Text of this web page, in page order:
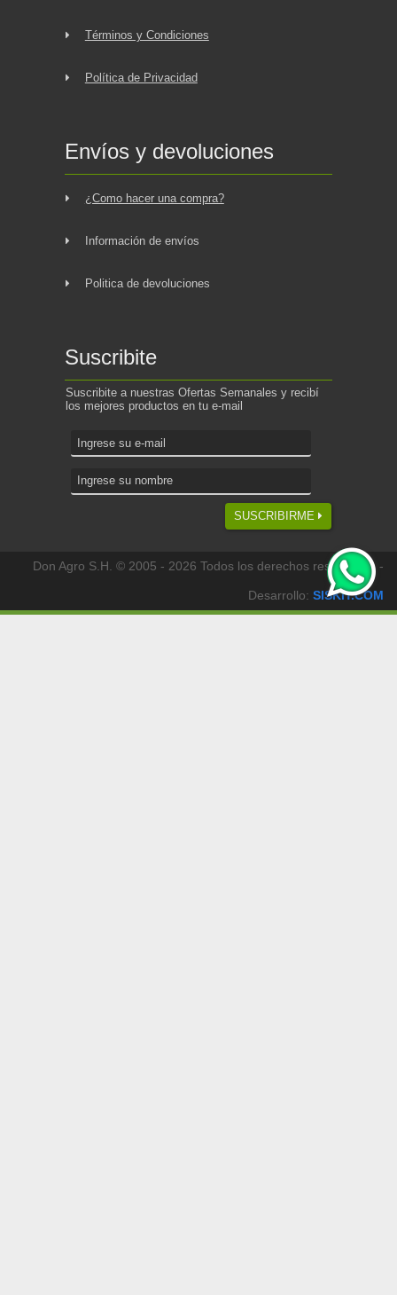
Términos y Condiciones
Política de Privacidad
Envíos y devoluciones
¿Como hacer una compra?
Información de envíos
Politica de devoluciones
Suscribite
Suscribite a nuestras Ofertas Semanales y recibí
los mejores productos en tu e-mail
SUSCRIBIRME
Don Agro S.H. © 2005 - 2026 Todos los derechos reservados -
Desarrollo: SISKIT.COM